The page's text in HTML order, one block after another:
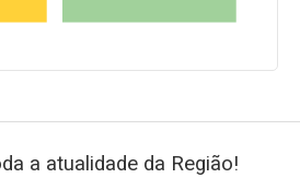
a atualidade da Região!